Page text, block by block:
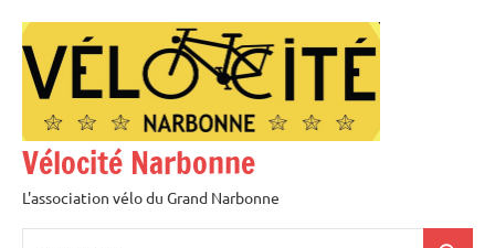
contenu
Vélocité Narbonne
L'association vélo du Grand Narbonne